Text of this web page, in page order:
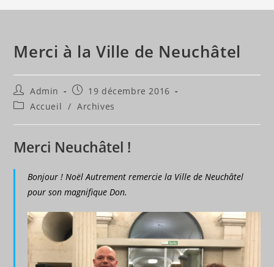
Merci à la Ville de Neuchâtel
Auteur/autrice
de
publication :
Admin
Publication
publiée :
19 décembre 2016
PostAccueil / Archives
Merci Neuchâtel !
Bonjour ! Noël Autrement remercie la Ville de Neuchâtel
pour son magnifique Don.